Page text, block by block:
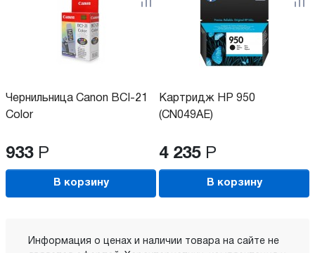
Чернильница Canon BCI-21
Color
933 Р
В корзину
Картридж HP 950
(CN049AE)
4 235 Р
В корзину
Информация о ценах и наличии товара на сайте не